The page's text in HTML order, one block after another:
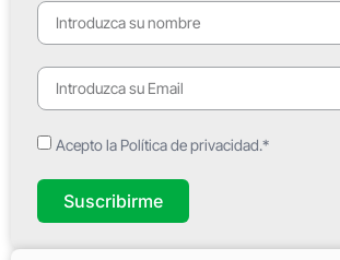
Acepto la Política de privacidad.*
Suscribirme